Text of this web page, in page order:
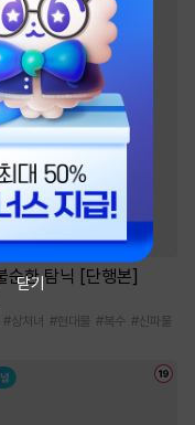
순한 탐닉 [단행본]
#상처녀 #현대물 #복수 #신파물
닫기